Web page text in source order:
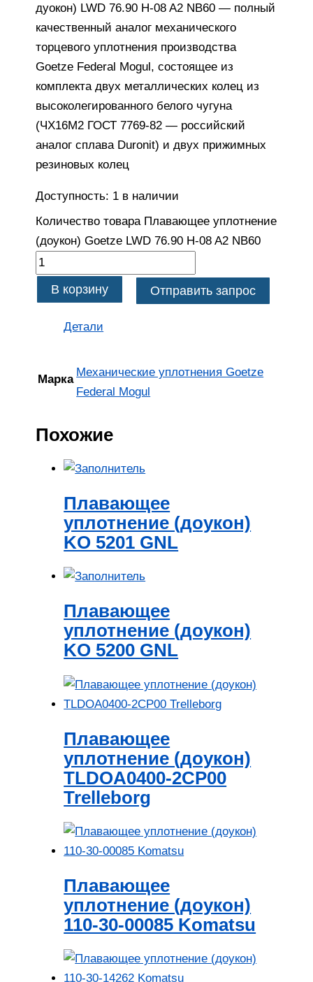
дуокон) LWD 76.90 H-08 A2 NB60 — полный
качественный аналог механического
торцевого уплотнения производства
Goetze Federal Mogul, состоящее из
комплекта двух металлических колец из
высоколегированного белого чугуна
(ЧХ16М2 ГОСТ 7769-82 — российский
аналог сплава Duronit) и двух прижимных
резиновых колец
Доступность: 1 в наличии
Количество товара Плавающее уплотнение
(доукон) Goetze LWD 76.90 H-08 A2 NB60
В корзину Отправить запрос
Детали
Марка
Механические уплотнения Goetze
Federal Mogul
Похожие
Плавающее
уплотнение (доукон)
KO 5201 GNL
Плавающее
уплотнение (доукон)
KO 5200 GNL
Плавающее
уплотнение (доукон)
TLDOA0400-2CP00
Trelleborg
Плавающее
уплотнение (доукон)
110-30-00085 Komatsu